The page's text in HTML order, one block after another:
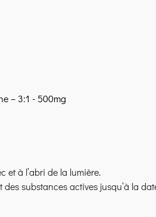
– 3:1 - 500mg
et à l’abri de la lumière.
substances actives jusqu’à la